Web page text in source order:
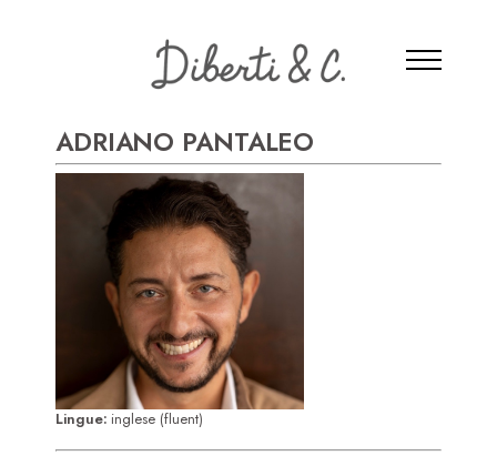
ADRIANO PANTALEO
Lingue: inglese (fluent)